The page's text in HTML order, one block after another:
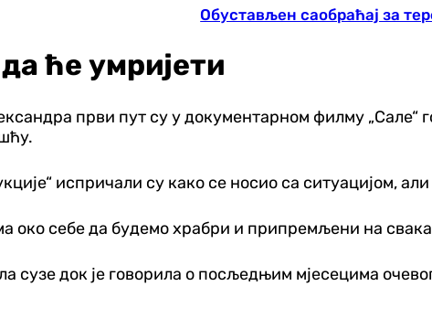
Обустављен саобраћај за
ће умријети
први пут су у документарном филму „Сале“
испричали су како се носио са ситуацијом,
око себе да будемо храбри и припремљени на
сузе док је говорила о посљедњим мјесецима